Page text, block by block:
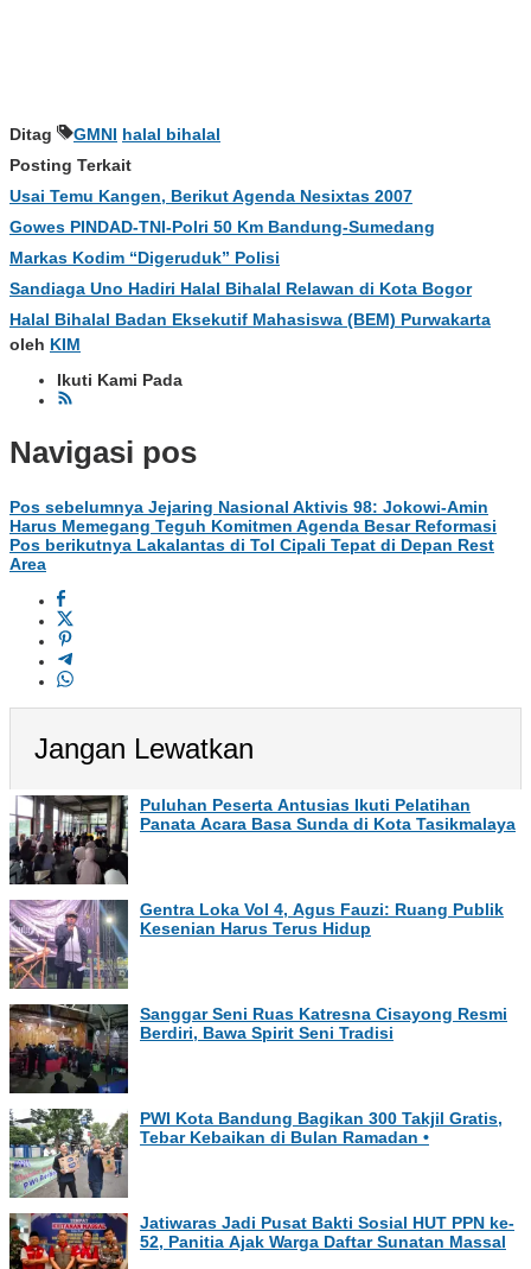
Ditag GMNI halal bihalal
Posting Terkait
Usai Temu Kangen, Berikut Agenda Nesixtas 2007
Gowes PINDAD-TNI-Polri 50 Km Bandung-Sumedang
Markas Kodim “Digeruduk” Polisi
Sandiaga Uno Hadiri Halal Bihalal Relawan di Kota Bogor
Halal Bihalal Badan Eksekutif Mahasiswa (BEM) Purwakarta
oleh KIM
Ikuti Kami Pada
Navigasi pos
Pos sebelumnya Jejaring Nasional Aktivis 98: Jokowi-Amin
Harus Memegang Teguh Komitmen Agenda Besar Reformasi
Pos berikutnya Lakalantas di Tol Cipali Tepat di Depan Rest
Area
Jangan Lewatkan
Puluhan Peserta Antusias Ikuti Pelatihan
Panata Acara Basa Sunda di Kota Tasikmalaya
Gentra Loka Vol 4, Agus Fauzi: Ruang Publik
Kesenian Harus Terus Hidup
Sanggar Seni Ruas Katresna Cisayong Resmi
Berdiri, Bawa Spirit Seni Tradisi
PWI Kota Bandung Bagikan 300 Takjil Gratis,
Tebar Kebaikan di Bulan Ramadan •
Jatiwaras Jadi Pusat Bakti Sosial HUT PPN ke-
52, Panitia Ajak Warga Daftar Sunatan Massal